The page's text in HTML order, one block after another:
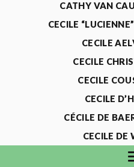
CATHY VAN
CECILE
CECILE
CECILE
CECILE
CECILE
CÉCILE DE
CECILE DE
CECILE